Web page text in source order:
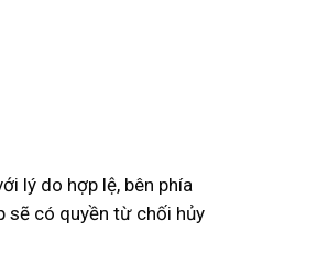
lý do hợp lệ, bên phía
sẽ có quyền từ chối hủy